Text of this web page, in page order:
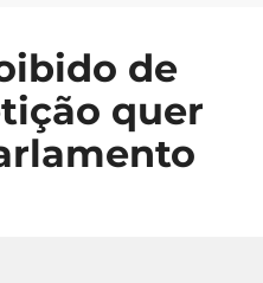
de
quer